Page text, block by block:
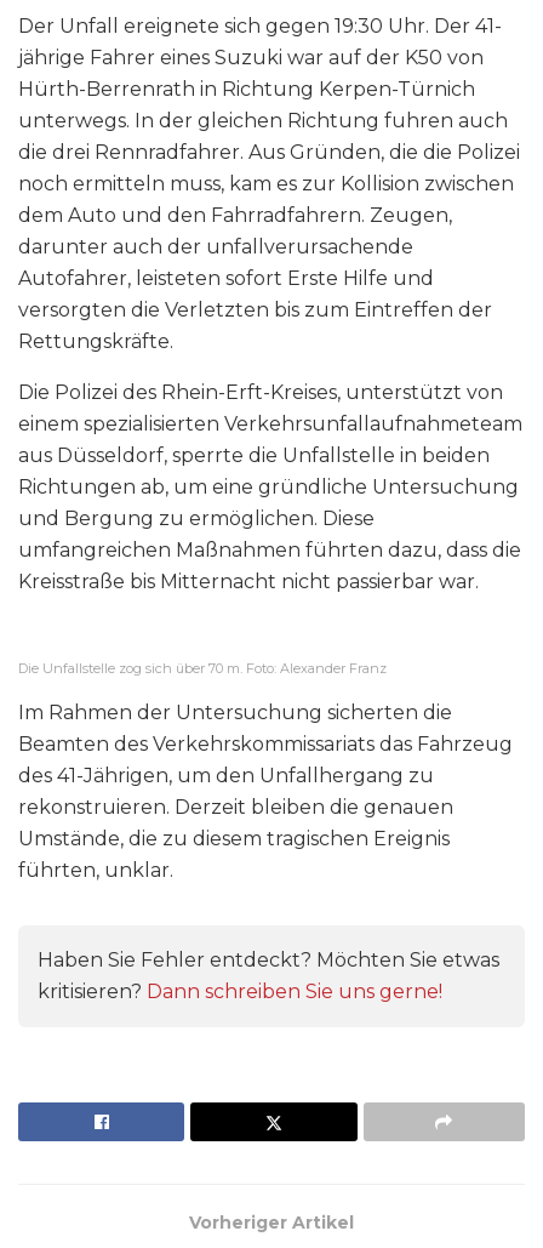
Der Unfall ereignete sich gegen 19:30 Uhr. Der 41-
jährige Fahrer eines Suzuki war auf der K50 von
Hürth-Berrenrath in Richtung Kerpen-Türnich
unterwegs. In der gleichen Richtung fuhren auch
die drei Rennradfahrer. Aus Gründen, die die Polizei
noch ermitteln muss, kam es zur Kollision zwischen
dem Auto und den Fahrradfahrern. Zeugen,
darunter auch der unfallverursachende
Autofahrer, leisteten sofort Erste Hilfe und
versorgten die Verletzten bis zum Eintreffen der
Rettungskräfte.
Die Polizei des Rhein-Erft-Kreises, unterstützt von
einem spezialisierten Verkehrsunfallaufnahmeteam
aus Düsseldorf, sperrte die Unfallstelle in beiden
Richtungen ab, um eine gründliche Untersuchung
und Bergung zu ermöglichen. Diese
umfangreichen Maßnahmen führten dazu, dass die
Kreisstraße bis Mitternacht nicht passierbar war.
Die Unfallstelle zog sich über 70 m. Foto: Alexander Franz
Im Rahmen der Untersuchung sicherten die
Beamten des Verkehrskommissariats das Fahrzeug
des 41-Jährigen, um den Unfallhergang zu
rekonstruieren. Derzeit bleiben die genauen
Umstände, die zu diesem tragischen Ereignis
führten, unklar.
Haben Sie Fehler entdeckt? Möchten Sie etwas
kritisieren? Dann schreiben Sie uns gerne!
Vorheriger Artikel